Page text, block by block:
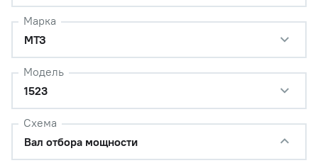
Марка
МТЗ
Модель
1523
Схема
Вал отбора мощности